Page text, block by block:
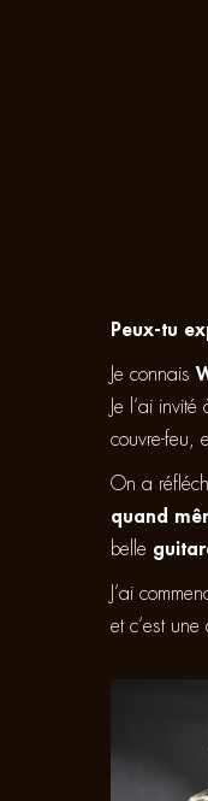
Peux-tu
Je connais
Je l’ai
couvre-feu,
On a
quand
belle
J’ai
et c’est